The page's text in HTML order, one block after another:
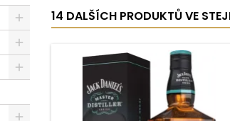
14 DALŠÍCH PRODUKTŮ VE